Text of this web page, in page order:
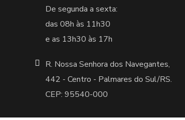
De segunda a sexta:
das 08h às 11h30
e as 13h30 às 17h
R. Nossa Senhora dos Navegantes,
442 -Centro - Palmares do Sul/RS.
CEP: 95540-000